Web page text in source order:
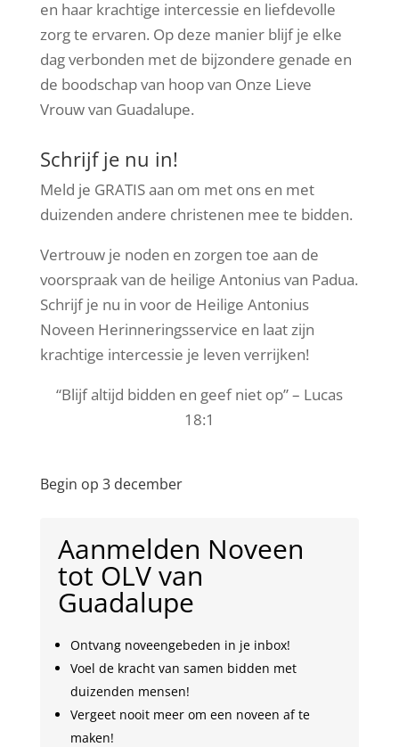
en haar krachtige intercessie en liefdevolle
zorg te ervaren. Op deze manier blijf je elke
dag verbonden met de bijzondere genade en
de boodschap van hoop van Onze Lieve
Vrouw van Guadalupe.
Schrijf je nu in!
Meld je GRATIS aan om met ons en met
duizenden andere christenen mee te bidden.
Vertrouw je noden en zorgen toe aan de
voorspraak van de heilige Antonius van Padua.
Schrijf je nu in voor de Heilige Antonius
Noveen Herinneringsservice en laat zijn
krachtige intercessie je leven verrijken!
“Blijf altijd bidden en geef niet op” – Lucas
18:1
Begin op 3 december
Aanmelden Noveen
tot OLV van
Guadalupe
Ontvang noveengebeden in je inbox!
Voel de kracht van samen bidden met
duizenden mensen!
Vergeet nooit meer om een noveen af te
maken!